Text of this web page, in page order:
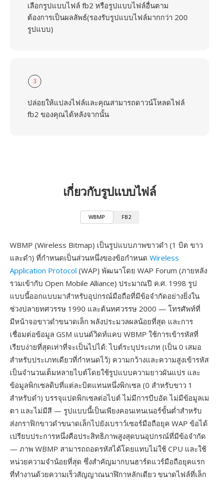
เลือกรูปแบบไฟล์ fb2 หรือรูปแบบไฟล์อื่นตาม
ต้องการเป็นผลลัพธ์(รองรับรูปแบบไฟล์มากกว่า 200
รูปแบบ)
3
ปล่อยให้แปลงไฟล์และคุณสามารถดาวน์โหลดไฟล์
fb2 ของคุณได้หลังจากนั้น
เกี่ยวกับรูปแบบไฟล์
WBMP FB2
WBMP (Wireless Bitmap) เป็นรูปแบบภาพขาวดำ (1 บิต ขาว
และดำ) ที่กำหนดเป็นส่วนหนึ่งของข้อกำหนด Wireless
Application Protocol (WAP) พัฒนาโดย WAP Forum (ภายหลัง
รวมเข้ากับ Open Mobile Alliance) ประมาณปี ค.ศ. 1998 รูป
แบบนี้ออกแบบมาสำหรับอุปกรณ์มือถือที่มีข้อจำกัดอย่างยิ่งใน
ช่วงปลายทศวรรษ 1990 และต้นทศวรรษ 2000 — โทรศัพท์ที่
มีหน้าจอขาวดำขนาดเล็ก พลังประมวลผลน้อยที่สุด และการ
เชื่อมต่อข้อมูล GSM แบนด์วิดท์แคบ WBMP ใช้การเข้ารหัสที่
เรียบง่ายที่สุดเท่าที่จะเป็นไปได้: ไบต์ระบุประเภท (เป็น 0 เสมอ
สำหรับประเภทเดียวที่กำหนดไว้) ความกว้างและความสูงเข้ารหัส
เป็นจำนวนเต็มหลายไบต์โดยใช้รูปแบบความยาวผันแปร และ
ข้อมูลพิกเซลดิบที่แต่ละบิตแทนหนึ่งพิกเซล (0 สำหรับขาว 1
สำหรับดำ) บรรจุแปดพิกเซลต่อไบต์ ไม่มีการบีบอัด ไม่มีข้อมูลเม
ตา และไม่มีสี — รูปแบบนี้เป็นเพียงคอนเทนเนอร์ขั้นต่ำสำหรับ
ส่งกราฟิกขาวดำขนาดเล็กไปยังเบราว์เซอร์มือถือยุค WAP ข้อได้
เปรียบประการหนึ่งคือประสิทธิภาพสูงสุดบนอุปกรณ์ที่มีข้อจำกัด
— ภาพ WBMP สามารถถอดรหัสได้โดยแทบไม่ใช้ CPU และใช้
หน่วยความจำน้อยที่สุด ซึ่งสำคัญมากบนฮาร์ดแวร์มือถือยุคแรก
ที่ทำงานด้วยความเร็วสัญญาณนาฬิกาหลักเดียว ขนาดไฟล์ที่เล็ก